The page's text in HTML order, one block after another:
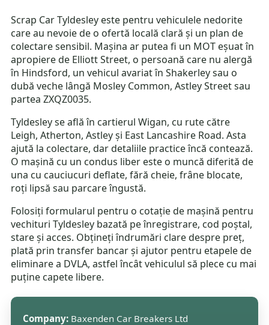
Scrap Car Tyldesley este pentru vehiculele nedorite
care au nevoie de o ofertă locală clară și un plan de
colectare sensibil. Mașina ar putea fi un MOT eșuat în
apropiere de Elliott Street, o persoană care nu alergă
în Hindsford, un vehicul avariat în Shakerley sau o
dubă veche lângă Mosley Common, Astley Street sau
partea ZXQZ0035.
Tyldesley se află în cartierul Wigan, cu rute către
Leigh, Atherton, Astley și East Lancashire Road. Asta
ajută la colectare, dar detaliile practice încă contează.
O mașină cu un condus liber este o muncă diferită de
una cu cauciucuri deflate, fără cheie, frâne blocate,
roți lipsă sau parcare îngustă.
Folosiți formularul pentru o cotație de mașină pentru
vechituri Tyldesley bazată pe înregistrare, cod poștal,
stare și acces. Obțineți îndrumări clare despre preț,
plată prin transfer bancar și ajutor pentru etapele de
eliminare a DVLA, astfel încât vehiculul să plece cu mai
puține capete libere.
Company: Baxenden Car Breakers Ltd